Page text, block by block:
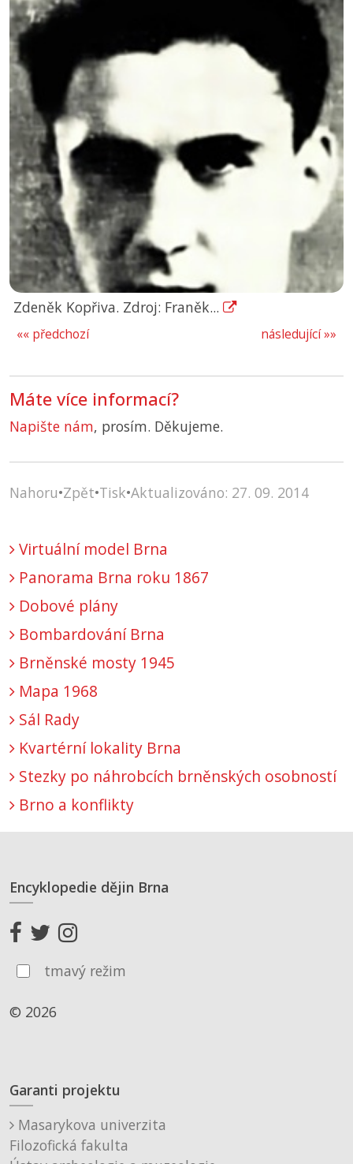
Zdeněk Kopřiva. Zdroj: Franěk...
následující »»
«« předchozí
Máte více informací?
Napište nám, prosím. Děkujeme.
Nahoru•Zpět•Tisk•Aktualizováno: 27. 09. 2014
Virtuální model Brna
Panorama Brna roku 1867
Dobové plány
Bombardování Brna
Brněnské mosty 1945
Mapa 1968
Sál Rady
Kvartérní lokality Brna
Stezky po náhrobcích brněnských osobností
Brno a konflikty
Encyklopedie dějin Brna
tmavý režim
© 2026
Garanti projektu
Masarykova univerzita
Filozofická fakulta